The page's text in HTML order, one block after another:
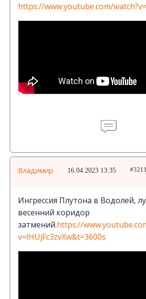
https://www.youtube.com/
Владимир 16.04.2023 13:35
Ингрессия Плутона в Водолей,
весенний коридор
затмений.https://
v=IHUjFc3zvXw&t=3600s